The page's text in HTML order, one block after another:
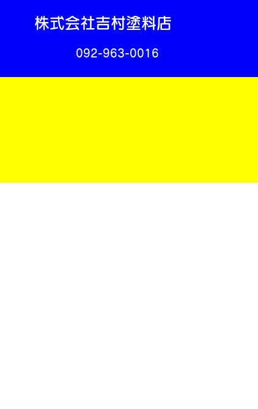
株式会社吉村塗料店
092-963-0016